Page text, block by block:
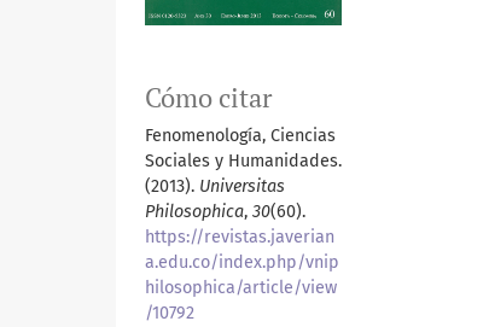
Cómo citar
Fenomenología, Ciencias
Sociales y Humanidades.
(2013). Universitas
Philosophica, 30(60).
https://revistas.javerian
a.edu.co/index.php/vnip
hilosophica/article/view
/10792